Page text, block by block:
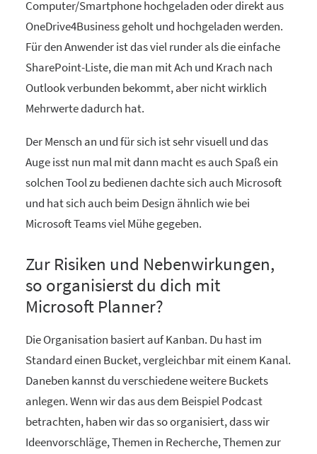
Computer/Smartphone hochgeladen oder direkt aus
OneDrive4Business geholt und hochgeladen werden.
Für den Anwender ist das viel runder als die einfache
SharePoint-Liste, die man mit Ach und Krach nach
Outlook verbunden bekommt, aber nicht wirklich
Mehrwerte dadurch hat.
Der Mensch an und für sich ist sehr visuell und das
Auge isst nun mal mit dann macht es auch Spaß ein
solchen Tool zu bedienen dachte sich auch Microsoft
und hat sich auch beim Design ähnlich wie bei
Microsoft Teams viel Mühe gegeben.
Zur Risiken und Nebenwirkungen,
so organisierst du dich mit
Microsoft Planner?
Die Organisation basiert auf Kanban. Du hast im
Standard einen Bucket, vergleichbar mit einem Kanal.
Daneben kannst du verschiedene weitere Buckets
anlegen. Wenn wir das aus dem Beispiel Podcast
betrachten, haben wir das so organisiert, dass wir
Ideenvorschläge, Themen in Recherche, Themen zur